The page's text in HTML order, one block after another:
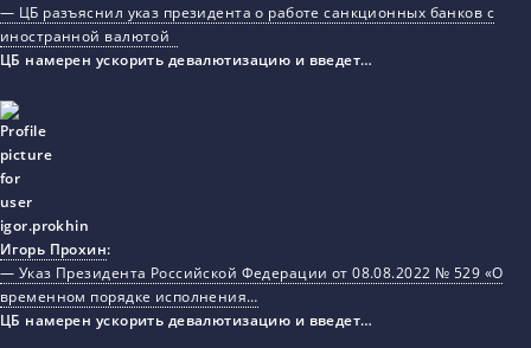
— ЦБ разъяснил указ президента о работе санкционных банков с
иностранной валютой
ЦБ намерен ускорить девалютизацию и введет…
Игорь Прохин:
— Указ Президента Российской Федерации от 08.08.2022 № 529 «О
временном порядке исполнения…
ЦБ намерен ускорить девалютизацию и введет…